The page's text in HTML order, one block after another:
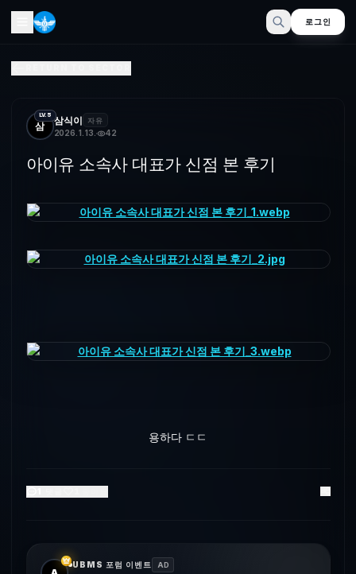
로그인
삼
LV.5 삼식이 자유
2026. 1. 13. 42
아이유 소속사 대표가 신점 본 후기
용하다 ㄷㄷ
UBMS 포럼 이벤트 AD